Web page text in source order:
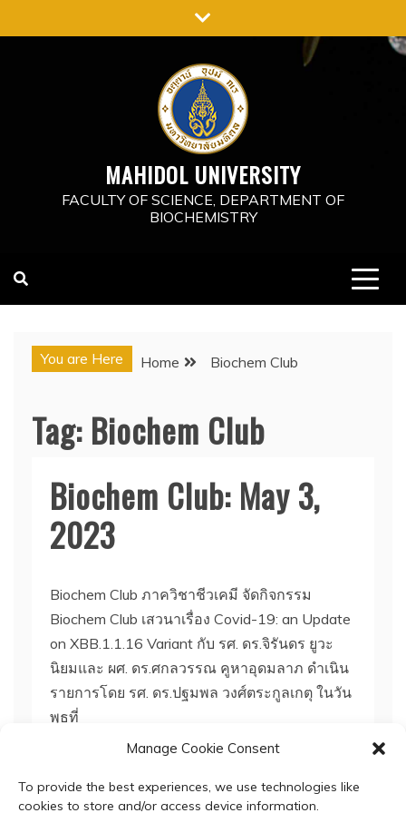
Manage Cookie Consent
To provide the best experiences, we use technologies like
cookies to store and/or access device information.
to
MAHIDOL UNIVERSITY
FACULTY OF SCIENCE, DEPARTMENT OF
BIOCHEMISTRY
You are Here Home Biochem Club
Tag: Biochem Club
Biochem Club: May 3,
2023
Biochem Club ภาควิชาชีวเคมี จัดกิจกรรม
Biochem Club เสวนาเรื่อง Covid-19: an Update
on XBB.1.1.16 Variant กับ รศ. ดร.จิรันดร ยูวะ
นิยมและ ผศ. ดร.ศกลวรรณ คูหาอุดมลาภ ดำเนิน
รายการโดย รศ. ดร.ปฐมพล วงศ์ตระกูลเกตุ ในวัน
พุธที่